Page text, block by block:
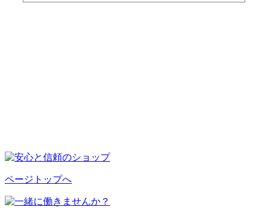
ページトップへ